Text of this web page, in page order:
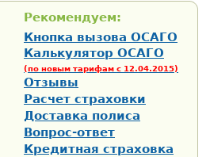
Рекомендуем:
Кнопка вызова ОСАГО
Калькулятор ОСАГО
(по новым тарифам с 12.04.2015)
Отзывы
Расчет страховки
Доставка полиса
Вопрос-ответ
Кредитная страховка